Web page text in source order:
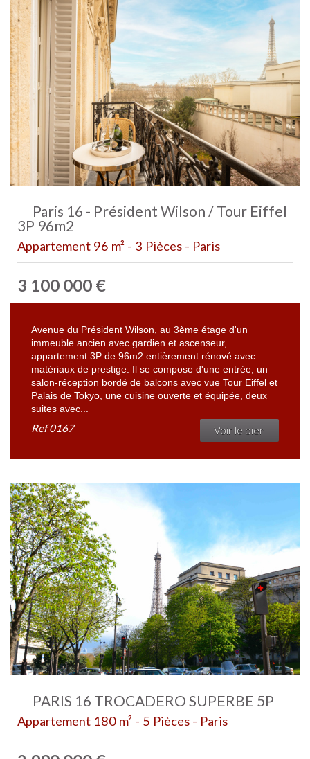
Paris 16 - Président Wilson / Tour Eiffel
3P 96m2
Appartement 96 m² - 3 Pièces - Paris
3 100 000 €
Avenue du Président Wilson, au 3ème étage d'un
immeuble ancien avec gardien et ascenseur,
appartement 3P de 96m2 entièrement rénové avec
matériaux de prestige. Il se compose d'une entrée, un
salon-réception bordé de balcons avec vue Tour Eiffel et
Palais de Tokyo, une cuisine ouverte et équipée, deux
suites avec...
Ref0167 Voir le bien
PARIS 16 TROCADERO SUPERBE 5P
Appartement 180 m² - 5 Pièces - Paris